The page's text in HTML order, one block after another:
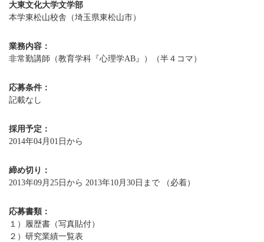
大東文化大学文学部
本学東松山校舎（埼玉県東松山市）
業務内容：
非常勤講師（教育学科『心理学AB』）（半４コマ）
応募条件：
記載なし
採用予定：
2014年04月01日から
締め切り：
2013年09月25日から 2013年10月30日まで （必着）
応募書類：
１）履歴書（写真貼付）
２）研究業績一覧表